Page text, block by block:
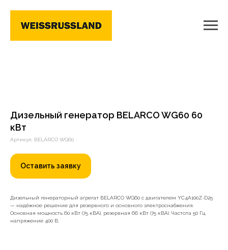
Дизельный генератор BELARCO WG60 60
кВт
Артикул: BELARCO WG60
Оставить заявку
Дизельный генераторный агрегат BELARCO WG60 с двигателем YC4A100Z-D25
— надёжное решение для резервного и основного электроснабжения.
Основная мощность 60 кВт (75 кВА), резервная 66 кВт (75 кВА). Частота 50 Гц,
напряжение 400 В.